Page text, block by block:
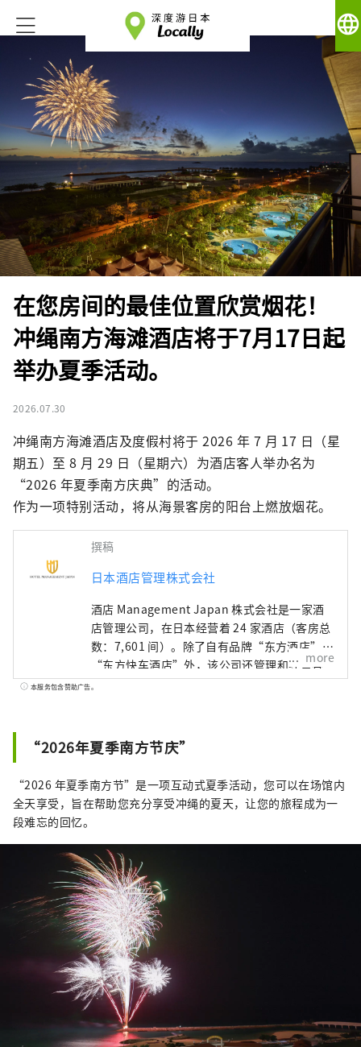
language
在您房间的最佳位置欣赏烟花！
冲绳南方海滩酒店将于7月17日起
举办夏季活动。
2026.07.30
冲绳南方海滩酒店及度假村将于 2026 年 7 月 17 日（星
期五）至 8 月 29 日（星期六）为酒店客人举办名为
“2026 年夏季南方庆典”的活动。
作为一项特别活动，将从海景客房的阳台上燃放烟花。
撰稿
日本酒店管理株式会社
酒店 Management Japan 株式会社是一家酒
店管理公司，在日本经营着 24 家酒店（客房总
数：7,601 间）。除了自有品牌“东方酒店”和
“东方快车酒店”外，该公司还管理和经营各
种酒店，包括“希尔顿”、“喜来登”和“日
more
本服务包含赞助广告。
“2026年夏季南方节庆”
“2026 年夏季南方节”是一项互动式夏季活动，您可以在场馆内
全天享受，旨在帮助您充分享受冲绳的夏天，让您的旅程成为一
段难忘的回忆。